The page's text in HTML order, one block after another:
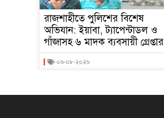
রাজশাহীতে পুলিশের বিশেষ
অভিযান: ইয়াবা, ট্যাপেন্টাডল ও
গাঁজাসহ ৬ মাদক ব্যবসায়ী গ্রেপ্তার
০৬-০৮-২০২৬